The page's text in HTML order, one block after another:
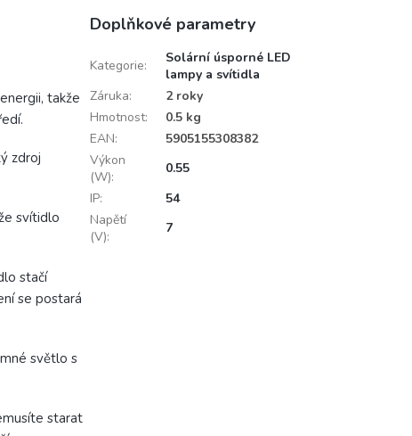
takže
zdroj
svítidlo
stačí
se postará
světlo s
starat
Doplňkové parametry
Kategorie:
Solární úsporné LED
lampy a svítidla
Záruka:
2 roky
Hmotnost:
0.5 kg
EAN:
5905155308382
Výkon
(W):
0.55
IP:
54
Napětí
(V):
7